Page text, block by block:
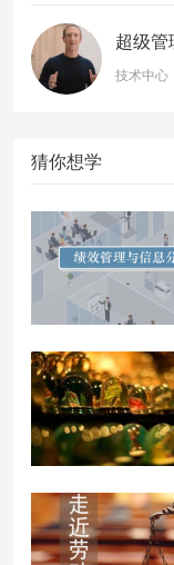
超级管
技术中心
猜你想学